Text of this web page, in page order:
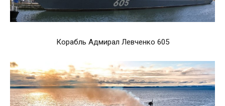
Корабль Адмирал Левченко 605